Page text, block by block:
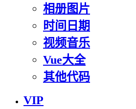
相册图片
时间日期
视频音乐
Vue大全
其他代码
VIP